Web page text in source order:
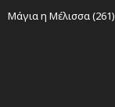
Μάγια η Μέλισσα (261)